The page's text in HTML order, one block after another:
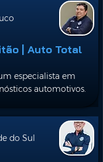
| Auto Total
especialista em
automotivos.
do Sul